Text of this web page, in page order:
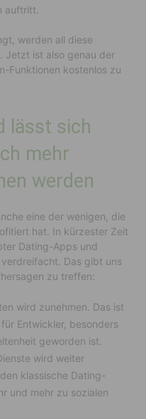
auftritt.
werden all diese
Jetzt ist also genau der
Funktionen kostenlos zu
lässt sich
mehr
werden
eine der wenigen, die
hat. In kürzester Zeit
Dating-Apps und
Das gibt uns
zu treffen:
wird zunehmen. Das ist
Entwickler, besonders
geworden ist.
wird weiter
klassische Dating-
und mehr zu sozialen